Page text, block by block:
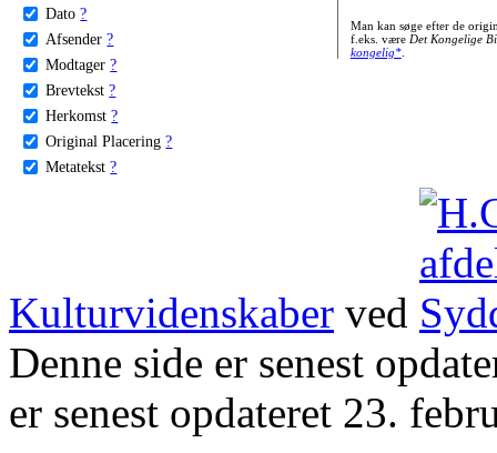
Dato ?
Afsender ?
Modtager ?
Brevtekst ?
Herkomst ?
Original Placering ?
Metatekst ?
Man kan søge efter de
f.eks. være Det Kongelige
kongelig*.
Kulturvidenskaber ved
Denne side er senest
er senest opdateret 23.